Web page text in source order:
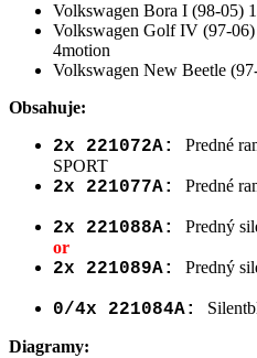
Volkswagen Bora I (98-05)
Volkswagen Golf IV (97-
4motion
Volkswagen New Beetle
Obsahuje:
2x 221072A: Predné
SPORT
2x 221077A: Predné
2x 221088A: Predný
or
2x 221089A: Predný
0/4x 221084A:
Diagramy: